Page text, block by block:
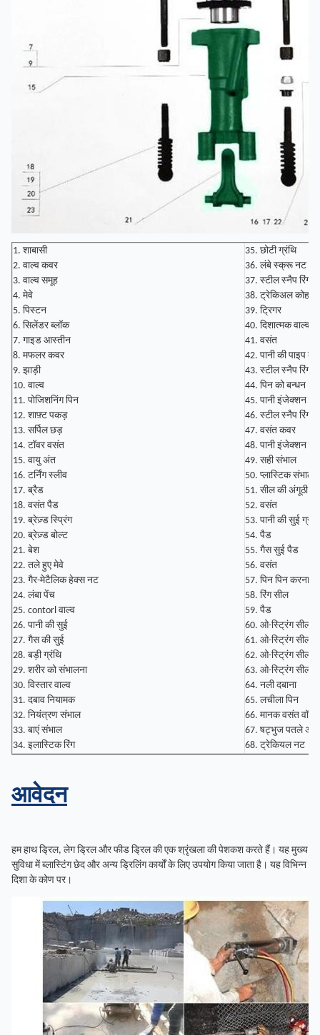
1. शाबासी
2. वाल्व कवर
3. वाल्व समूह
4. मेवे
5. पिस्टन
6. सिलेंडर ब्लॉक
7. गाइड आस्तीन
8. मफलर कवर
9. झाड़ी
10. वाल्व
11. पोजिशनिंग पिन
12. शाफ़्ट पकड़
13. सर्पिल छड़
14. टॉवर वसंत
15. वायु अंत
16. टर्निंग स्लीव
17. ब्रैड
18. वसंत पैड
19. ब्रेज़्ड स्प्रिंग
20. ब्रेज़्ड बोल्ट
21. बेश
22. तले हुए मेवे
23. गैर-मेटैलिक हेक्स नट
24. लंबा पेंच
25. contorl वाल्व
26. पानी की सुई
27. गैस की सुई
28. बड़ी ग्रंथि
29. शरीर को संभालना
30. विस्तार वाल्व
31. दबाव नियामक
32. नियंत्रण संभाल
33. बाएं संभाल
34. इलास्टिक रिंग
35. छोटी ग्रंथि
36. लंबे स्क्रू नट
37. स्टील स्नैप रिंग
38. ट्रेकिअल कोहनी
39. ट्रिगर
40. दिशात्मक वाल्व
41. वसंत
42. पानी की पाइप
43. स्टील स्नैप रिंग
44. पिन को बन्धन
45. पानी इंजेक्शन
46. ​​स्टील स्नैप रिंग
47. वसंत कवर
48. पानी इंजेक्शन
49. सही संभाल
50. प्लास्टिक संभाल
51. सील की अंगूठी
52. वसंत
53. पानी की सुई ग्रंथि
54. पैड
55. गैस सुई पैड
56. वसंत
57. पिन पिन करना
58. रिंग सील
59. पैड
60. ओ-स्ट्रिंग सील
61. ओ-स्ट्रिंग सील
62. ओ-स्ट्रिंग सील
63. ओ-स्ट्रिंग सील
64. नली दबाना
65. लचीला पिन
66. मानक वसंत वॉशर
67. षट्भुज पतले
68. ट्रेकियल नट
आवेदन
हम हाथ ड्रिल, लेग ड्रिल और फीड ड्रिल की एक श्रृंखला की पेशकश करते हैं। यह मुख्य रूप से
सुविधा में ब्लास्टिंग छेद और अन्य ड्रिलिंग कार्यों के लिए उपयोग किया जाता है। यह विभिन्न
दिशा के कोण पर।